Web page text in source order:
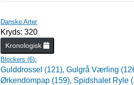
Danske Arter
Kryds: 320
Kronologisk
Blockers (6):
Gulddrossel (121),Gulgrå Værling
Ørkendompap (159), Spidshalet Ryle